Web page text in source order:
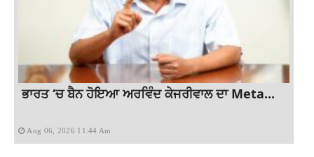
ਭਾਰਤ ‘ਚ ਬੈਨ ਹੋਇਆ ਅਰਵਿੰਦ ਕੇਜਰੀਵਾਲ ਦਾ Meta...
Aug 06, 2026 11:44 Am